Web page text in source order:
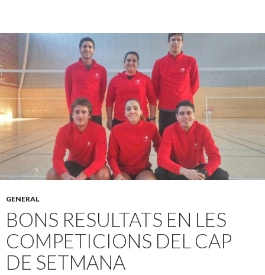
GENERAL
BONS RESULTATS EN LES
COMPETICIONS DEL CAP
DE SETMANA